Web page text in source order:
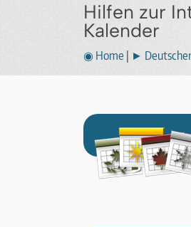
Hilfen zur
Kalender
◉ Home ►